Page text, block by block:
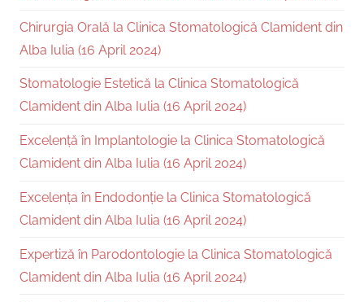
Chirurgia Orală la Clinica Stomatologică Clamident din
Alba Iulia (16 April 2024)
Stomatologie Estetică la Clinica Stomatologică
Clamident din Alba Iulia (16 April 2024)
Excelență în Implantologie la Clinica Stomatologică
Clamident din Alba Iulia (16 April 2024)
Excelența în Endodonție la Clinica Stomatologică
Clamident din Alba Iulia (16 April 2024)
Expertiză în Parodontologie la Clinica Stomatologică
Clamident din Alba Iulia (16 April 2024)